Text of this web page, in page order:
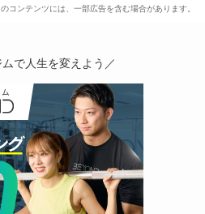
で人生を変えよう／